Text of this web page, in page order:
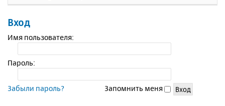
Вход
Имя пользователя:
Пароль:
Забыли пароль? Запомнить меня